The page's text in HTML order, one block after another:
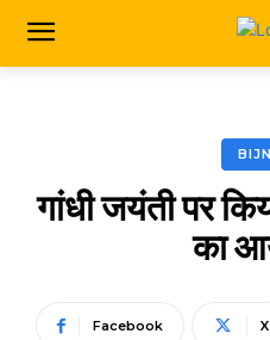
गांधी जयंती पर
का
Facebook X